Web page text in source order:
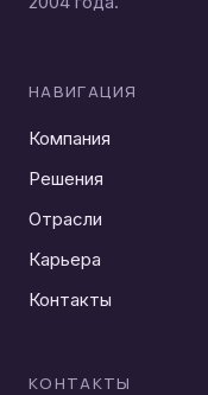
НАВИГАЦИЯ
Компания
Решения
Отрасли
Карьера
Контакты
КОНТАКТЫ